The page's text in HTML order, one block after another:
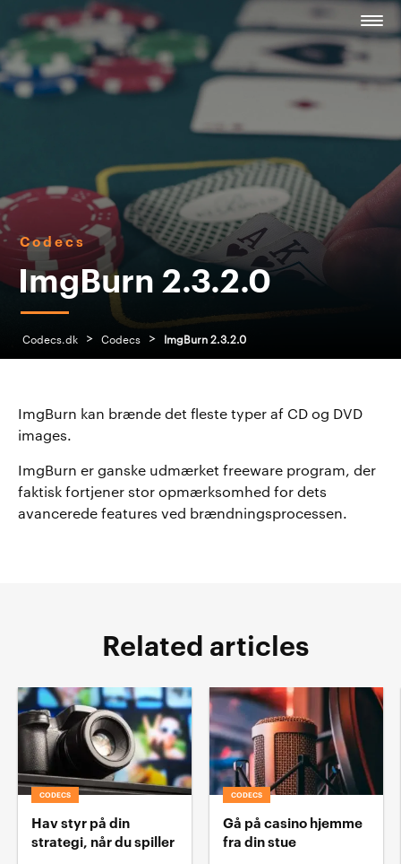
Codecs
ImgBurn 2.3.2.0
Codecs.dk > Codecs > ImgBurn 2.3.2.0
ImgBurn kan brænde det fleste typer af CD og DVD
images.
ImgBurn er ganske udmærket freeware program, der
faktisk fortjener stor opmærksomhed for dets
avancerede features ved brændningsprocessen.
Related articles
CODECS
Hav styr på din
strategi, når du spiller
CODECS
Gå på casino hjemme
fra din stue